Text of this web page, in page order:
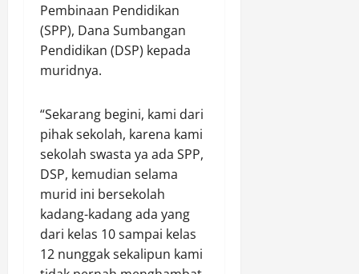
Pembinaan Pendidikan
(SPP), Dana Sumbangan
Pendidikan (DSP) kepada
muridnya.
“Sekarang begini, kami dari
pihak sekolah, karena kami
sekolah swasta ya ada SPP,
DSP, kemudian selama
murid ini bersekolah
kadang-kadang ada yang
dari kelas 10 sampai kelas
12 nunggak sekalipun kami